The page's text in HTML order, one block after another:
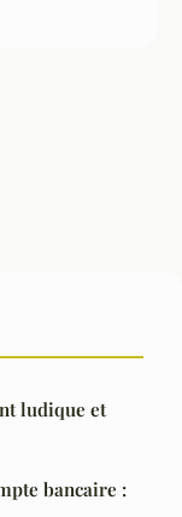
ludique et
bancaire :